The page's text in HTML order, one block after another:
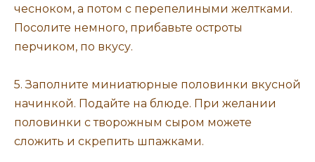
чесноком, а потом с перепелиными желтками.
Посолите немного, прибавьте остроты
перчиком, по вкусу.
5. Заполните миниатюрные половинки вкусной
начинкой. Подайте на блюде. При желании
половинки с творожным сыром можете
сложить и скрепить шпажками.